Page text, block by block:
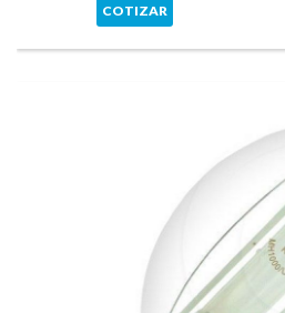
COTIZAR